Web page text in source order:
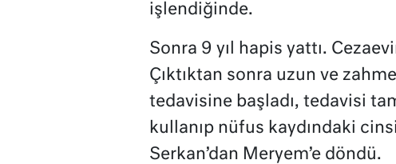
işlendiğinde.
Sonra 9 yıl hapis yattı.
Çıktıktan sonra uzun ve
tedavisine başladı, tedavisi
kullanıp nüfus kaydındaki
Serkan’dan Meryem’e döndü.